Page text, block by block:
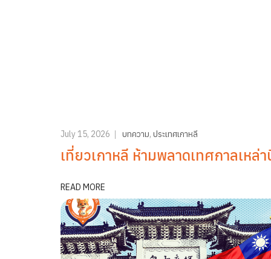
July 15, 2026 บทความ, ประเทศเกาหลี
เที่ยวเกาหลี ห้ามพลาดเทศกาลเหล่
READ MORE